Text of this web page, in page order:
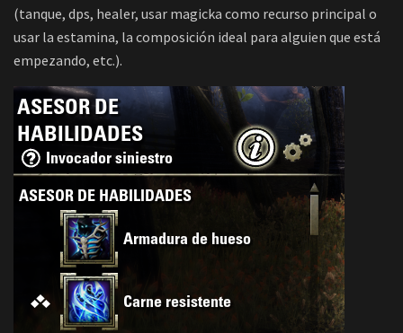
(tanque, dps, healer, usar magicka como recurso principal o
usar la estamina, la composición ideal para alguien que está
empezando, etc.).